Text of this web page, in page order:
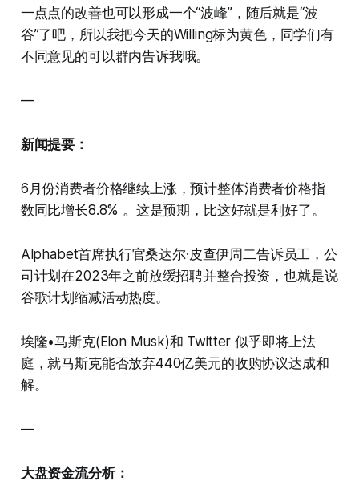
一点点的改善也可以形成一个“波峰”，随后就是“波
谷”了吧，所以我把今天的Willing标为黄色，同学们有
不同意见的可以群内告诉我哦。
—
新闻提要：
6月份消费者价格继续上涨，预计整体消费者价格指
数同比增长8.8% 。这是预期，比这好就是利好了。
Alphabet首席执行官桑达尔·皮查伊周二告诉员工，公
司计划在2023年之前放缓招聘并整合投资，也就是说
谷歌计划缩减活动热度。
埃隆•马斯克(Elon Musk)和 Twitter 似乎即将上法
庭，就马斯克能否放弃440亿美元的收购协议达成和
解。
—
大盘资金流分析：